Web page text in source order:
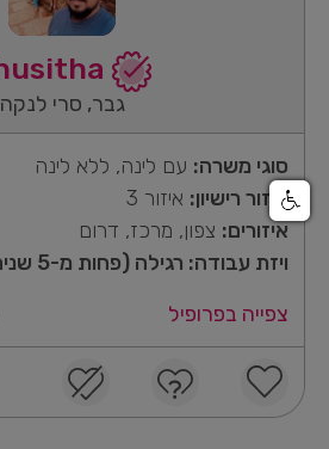
גבר, סרי לנקה
סוגי משרה: עם לינה, ללא לינה
איזור רישיון: איזור 3
איזורים: צפון, מרכז, דרום
ויזת עבודה: רגילה (פחות מ-5 שנים)
צפייה בפרופיל